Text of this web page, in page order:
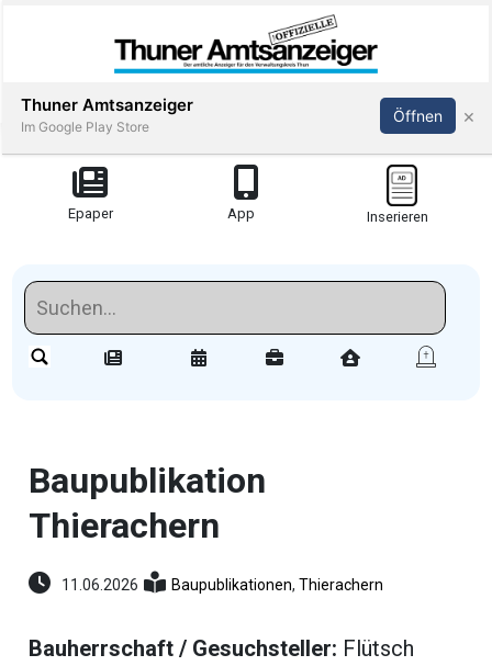
Epaper App Inserieren
Redaktionell
Redaktionelle-
Reportagen
Publi-
Reportagen
Baupublikation
Thierachern
11.06.2026 Baupublikationen,Thierachern
Bauherrschaft / Gesuchsteller: Flütsch
Thuner Amtsanzeiger
Im Google Play Store
Öffnen ×